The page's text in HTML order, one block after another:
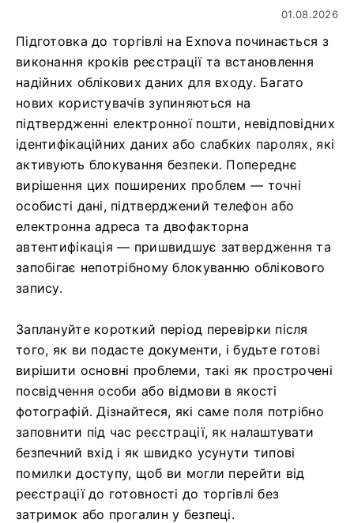
01.08.2026
Підготовка до торгівлі на Exnova починається з
виконання кроків реєстрації та встановлення
надійних облікових даних для входу. Багато
нових користувачів зупиняються на
підтвердженні електронної пошти, невідповідних
ідентифікаційних даних або слабких паролях, які
активують блокування безпеки. Попереднє
вирішення цих поширених проблем — точні
особисті дані, підтверджений телефон або
електронна адреса та двофакторна
автентифікація — пришвидшує затвердження та
запобігає непотрібному блокуванню облікового
запису.
Заплануйте короткий період перевірки після
того, як ви подасте документи, і будьте готові
вирішити основні проблеми, такі як прострочені
посвідчення особи або відмови в якості
фотографій. Дізнайтеся, які саме поля потрібно
заповнити під час реєстрації, як налаштувати
безпечний вхід і як швидко усунути типові
помилки доступу, щоб ви могли перейти від
реєстрації до готовності до торгівлі без
затримок або прогалин у безпеці.